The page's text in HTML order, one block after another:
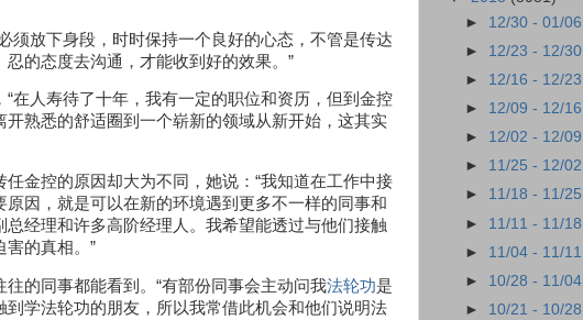
须放下身段，时时保持一个良好的心态，不管是传达
的态度去沟通，才能收到好的效果。”
在人寿待了十年，我有一定的职位和资历，但到金控
熟悉的舒适圈到一个崭新的领域从新开始，这其实
任金控的原因却大为不同，她说：“我知道在工作中接
因，就是可以在新的环境遇到更多不一样的同事和
经理和许多高阶经理人。我希望能透过与他们接触
害的真相。”
的同事都能看到。“有部份同事会主动问我法轮功是
学法轮功的朋友，所以我常借此机会和他们说明法
► 12/30 - 01/06
► 12/23 - 12/30
► 12/16 - 12/23
► 12/09 - 12/16
► 12/02 - 12/09
► 11/25 - 12/02
► 11/18 - 11/25
► 11/11 - 11/18
► 11/04 - 11/11
► 10/28 - 11/04
► 10/21 - 10/28